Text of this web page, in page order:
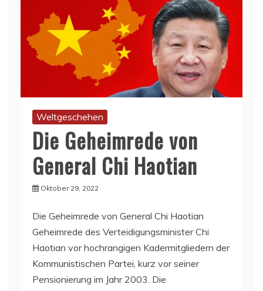
Weltgeschehen
Die Geheimrede von
General Chi Haotian
Oktober 29, 2022
Die Geheimrede von General Chi Haotian
Geheimrede des Verteidigungsminister Chi
Haotian vor hochrangigen Kadermitgliedern der
Kommunistischen Partei, kurz vor seiner
Pensionierung im Jahr 2003. Die